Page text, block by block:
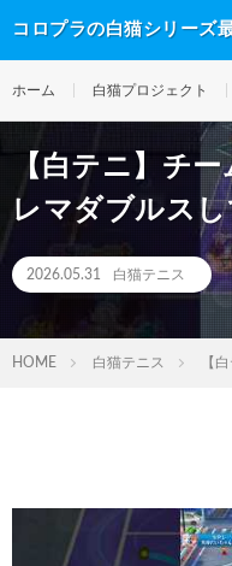
コロプラの白猫シリーズ
ホーム 白猫プロジェクト
【白テニ】チ
レマダブルス
2026.05.31 白猫テニス
HOME 白猫テニス 【